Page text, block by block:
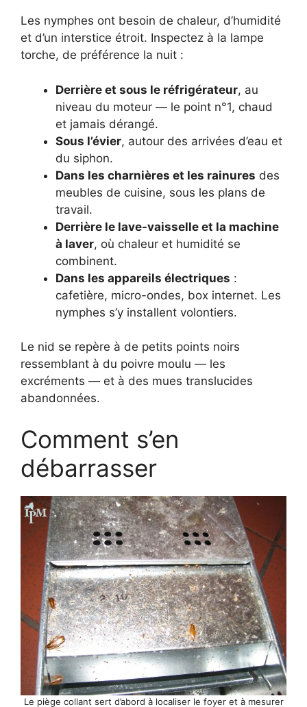
Les nymphes ont besoin de chaleur, d’humidité
et d’un interstice étroit. Inspectez à la lampe
torche, de préférence la nuit :
Derrière et sous le réfrigérateur, au
niveau du moteur — le point n°1, chaud
et jamais dérangé.
Sous l’évier, autour des arrivées d’eau et
du siphon.
Dans les charnières et les rainures des
meubles de cuisine, sous les plans de
travail.
Derrière le lave-vaisselle et la machine
à laver, où chaleur et humidité se
combinent.
Dans les appareils électriques :
cafetière, micro-ondes, box internet. Les
nymphes s’y installent volontiers.
Le nid se repère à de petits points noirs
ressemblant à du poivre moulu — les
excréments — et à des mues translucides
abandonnées.
Comment s’en
débarrasser
Le piège collant sert d’abord à localiser le foyer et à mesurer